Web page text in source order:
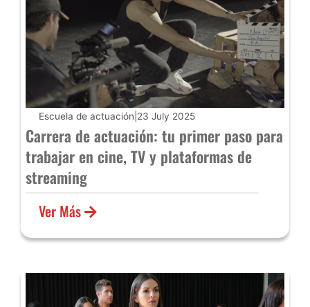
Escuela de actuación 23 July 2025
Carrera de actuación: tu primer paso para
trabajar en cine, TV y plataformas de
streaming
Ver Más